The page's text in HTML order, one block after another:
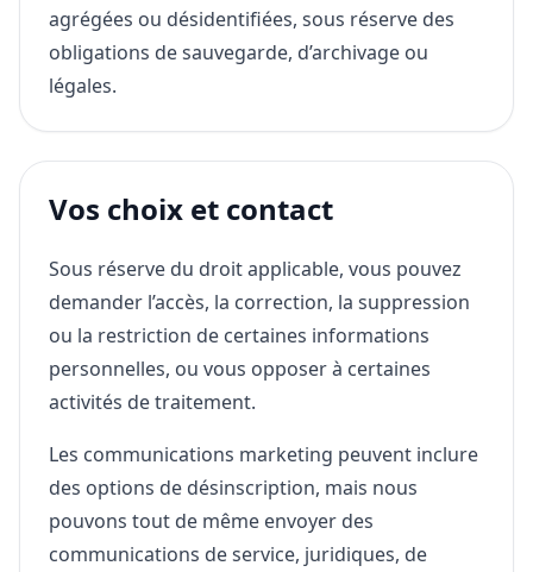
agrégées ou désidentifiées, sous réserve des
obligations de sauvegarde, d’archivage ou
légales.
Vos choix et contact
Sous réserve du droit applicable, vous pouvez
demander l’accès, la correction, la suppression
ou la restriction de certaines informations
personnelles, ou vous opposer à certaines
activités de traitement.
Les communications marketing peuvent inclure
des options de désinscription, mais nous
pouvons tout de même envoyer des
communications de service, juridiques, de